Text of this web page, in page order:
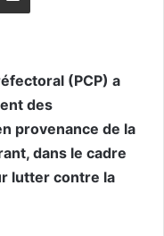
(PCP) a
des
provenance de la
dans le cadre
lutter contre la